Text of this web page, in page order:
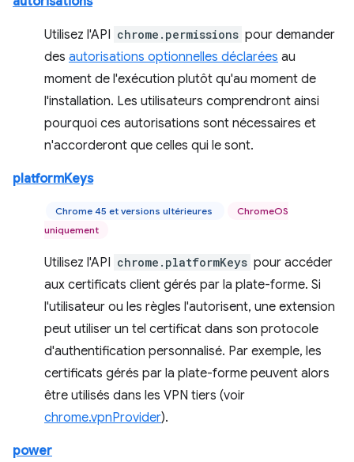
Utilisez l'API chrome.permissions pour demander
des autorisations optionnelles déclarées au
moment de l'exécution plutôt qu'au moment de
l'installation. Les utilisateurs comprendront ainsi
pourquoi ces autorisations sont nécessaires et
n'accorderont que celles qui le sont.
platformKeys
Chrome 45 et versions ultérieures
ChromeOS
uniquement
Utilisez l'API chrome.platformKeys pour accéder
aux certificats client gérés par la plate-forme. Si
l'utilisateur ou les règles l'autorisent, une extension
peut utiliser un tel certificat dans son protocole
d'authentification personnalisé. Par exemple, les
certificats gérés par la plate-forme peuvent alors
être utilisés dans les VPN tiers (voir
chrome.vpnProvider).
power